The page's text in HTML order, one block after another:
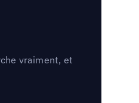
vraiment, et